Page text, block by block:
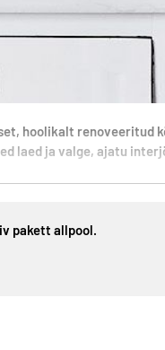
hoolikalt renoveeritud
laed ja valge, ajatu
pakett allpool.